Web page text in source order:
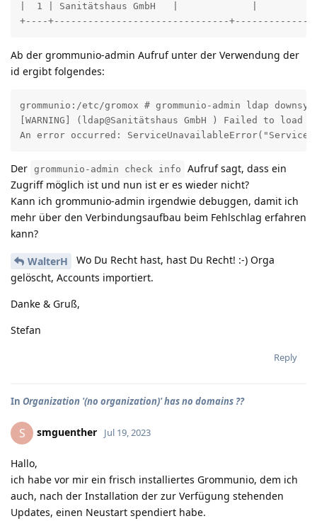
|  1 | Sanitätshaus GmbH   |             |
+----+-------------------------------+-------------+
Ab der grommunio-admin Aufruf unter der Verwendung der
id ergibt folgendes:
grommunio:/etc/gromox # grommunio-admin ldap
[WARNING] (ldap@Sanitätshaus GmbH ) Failed to
An error occurred:
Der grommunio-admin check info
Aufruf sagt, dass ein
Zugriff möglich ist und nun ist er es wieder nicht?
Kann ich grommunio-admin irgendwie debuggen, damit ich
mehr über den Verbindungsaufbau beim Fehlschlag erfahren
kann?
WalterH
Wo Du Recht hast, hast Du Recht! :-) Orga
gelöscht, Accounts importiert.
Danke & Gruß,
Stefan
Reply
In Organization '(no organization)' has no domains ??
S smguenther Jul 19, 2023
Hallo,
ich habe vor mir ein frisch installiertes Grommunio, dem ich
auch, nach der Installation der zur Verfügung stehenden
Updates, einen Neustart spendiert habe.